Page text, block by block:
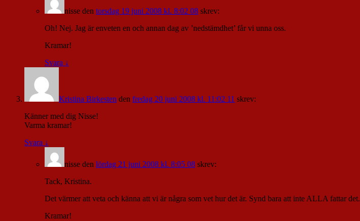
nisse den torsdag 19 juni 2008 kl. 8:02 08 skrev:
Oh! Nej. Jag är enveten en och annan dag av ’nedstämdhet’ får vi unna oss.
Kramar!
Svara ↓
Kristina Birkesten den fredag 20 juni 2008 kl. 11:02 11 skrev:
Känner med dig Nisse!
Varma kramar!
Svara ↓
nisse den lördag 21 juni 2008 kl. 8:05 08 skrev:
Tack, Kristina.
Det värmer att veta och känna att vi är några som vet hur det är. Synd bara att inte ALLA fattar det.
Kramar!